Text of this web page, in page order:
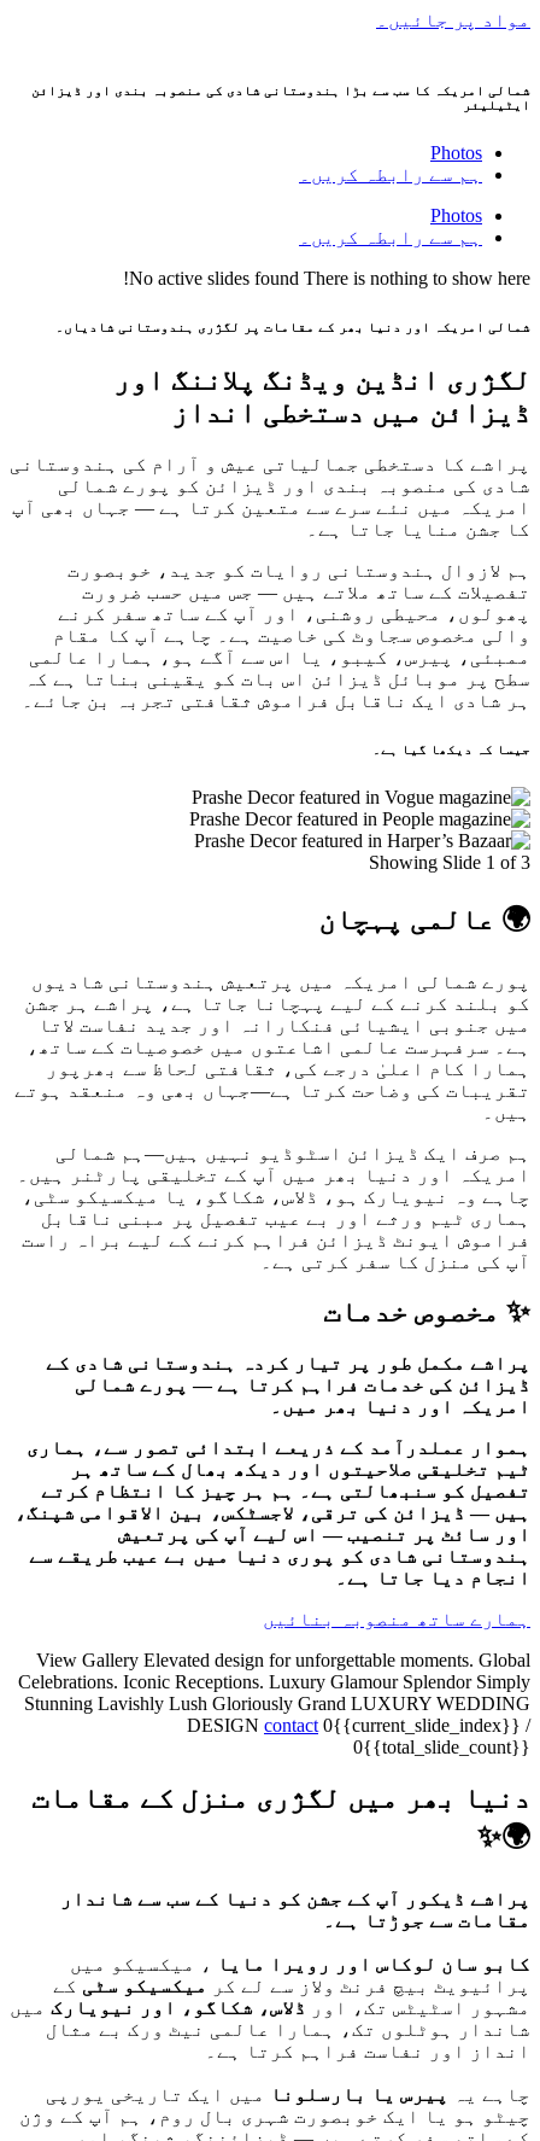
مواد پر جائیں۔
شمالی امریکہ کا سب سے بڑا ہندوستانی شادی کی منصوبہ بندی اور ڈیزائن
ایٹیلیئر
Photos
ہم سے رابطہ کریں۔
Photos
ہم سے رابطہ کریں۔
No active slides found There is nothing to show here!
شمالی امریکہ اور دنیا بھر کے مقامات پر لگژری ہندوستانی شادیاں۔
لگژری انڈین ویڈنگ پلاننگ اور
ڈیزائن میں دستخطی انداز
پراشے کا دستخطی جمالیاتی عیش و آرام کی ہندوستانی
شادی کی منصوبہ بندی اور ڈیزائن کو پورے شمالی
امریکہ میں نئے سرے سے متعین کرتا ہے — جہاں بھی آپ
کا جشن منایا جاتا ہے۔
ہم لازوال ہندوستانی روایات کو جدید، خوبصورت
تفصیلات کے ساتھ ملاتے ہیں — جس میں حسب ضرورت
پھولوں، محیطی روشنی، اور آپ کے ساتھ سفر کرنے
والی مخصوص سجاوٹ کی خاصیت ہے۔ چاہے آپ کا مقام
ممبئی، پیرس، کیبو، یا اس سے آگے ہو، ہمارا عالمی
سطح پر موبائل ڈیزائن اس بات کو یقینی بناتا ہے کہ
ہر شادی ایک ناقابل فراموش ثقافتی تجربہ بن جائے۔
جیسا کہ دیکھا گیا ہے۔
Showing Slide 1 of 3
🌍 عالمی پہچان
پورے شمالی امریکہ میں پرتعیش ہندوستانی شادیوں
کو بلند کرنے کے لیے پہچانا جاتا ہے، پراشے ہر جشن
میں جنوبی ایشیائی فنکارانہ اور جدید نفاست لاتا
ہے۔ سرفہرست عالمی اشاعتوں میں خصوصیات کے ساتھ،
ہمارا کام اعلیٰ درجے کی، ثقافتی لحاظ سے بھرپور
تقریبات کی وضاحت کرتا ہے—جہاں بھی وہ منعقد ہوتے
ہیں۔
ہم صرف ایک ڈیزائن اسٹوڈیو نہیں ہیں—ہم شمالی
امریکہ اور دنیا بھر میں آپ کے تخلیقی پارٹنر ہیں۔
چاہے وہ نیویارک ہو، ڈلاس، شکاگو، یا میکسیکو سٹی،
ہماری ٹیم ورثے اور بے عیب تفصیل پر مبنی ناقابل
فراموش ایونٹ ڈیزائن فراہم کرنے کے لیے براہ راست
آپ کی منزل کا سفر کرتی ہے۔
✨ مخصوص خدمات
پراشے مکمل طور پر تیار کردہ ہندوستانی شادی کے
ڈیزائن کی خدمات فراہم کرتا ہے — پورے شمالی
امریکہ اور دنیا بھر میں۔
ہموار عملدرآمد کے ذریعے ابتدائی تصور سے، ہماری
ٹیم تخلیقی صلاحیتوں اور دیکھ بھال کے ساتھ ہر
تفصیل کو سنبھالتی ہے۔ ہم ہر چیز کا انتظام کرتے
ہیں — ڈیزائن کی ترقی، لاجسٹکس، بین الاقوامی شپنگ،
اور سائٹ پر تنصیب — اس لیے آپ کی پرتعیش
ہندوستانی شادی کو پوری دنیا میں بے عیب طریقے سے
انجام دیا جاتا ہے۔
ہمارے ساتھ منصوبہ بنائیں
View Gallery Elevated design for unforgettable moments. Global
Celebrations. Iconic Receptions. Luxury Glamour Splendor Simply
Stunning Lavishly Lush Gloriously Grand LUXURY WEDDING
DESIGN contact 0{{current_slide_index}} /
0{{total_slide_count}}
دنیا بھر میں لگژری منزل کے مقامات
🌍✨
پراشے ڈیکور آپ کے جشن کو دنیا کے سب سے شاندار
مقامات سے جوڑتا ہے۔
کابو سان لوکاس اور رویرا مایا
، میکسیکو میں
پرائیویٹ بیچ فرنٹ ولاز سے لے کر
میکسیکو سٹی کے
مشہور اسٹیٹس تک، اور
ڈلاس، شکاگو، اور نیویارک میں
شاندار ہوٹلوں تک، ہمارا عالمی نیٹ ورک بے مثال
انداز اور نفاست فراہم کرتا ہے۔
چاہے یہ پیرس یا بارسلونا
میں ایک تاریخی یورپی
چیٹو ہو یا ایک خوبصورت شہری بال روم، ہم آپ کے وژن